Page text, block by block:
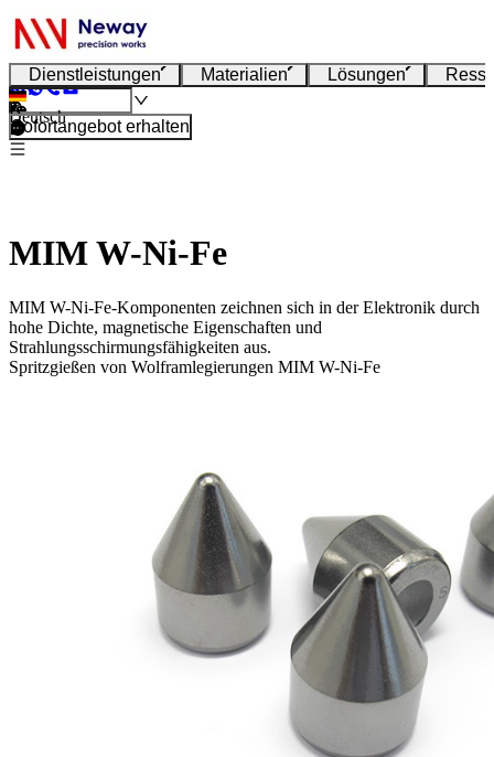
Dienstleistungen Materialien Lösungen
Deutsch
Sofortangebot erhalten
MIM W-Ni-Fe
MIM W-Ni-Fe-Komponenten zeichnen sich in der Elektronik durch
hohe Dichte, magnetische Eigenschaften und
Strahlungsschirmungsfähigkeiten aus.
Spritzgießen von Wolframlegierungen MIM W-Ni-Fe